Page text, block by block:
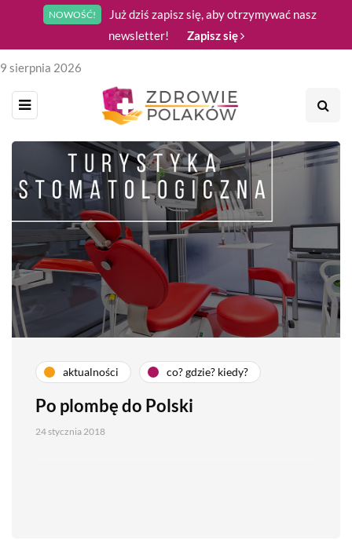
NOWOŚĆ!
Już dziś zapisz się, aby otrzymywać nasz
newsletter!
Zapisz się
9 sierpnia 2026
aktualności co? gdzie? kiedy?
Po plombę do Polski
24 stycznia 2018